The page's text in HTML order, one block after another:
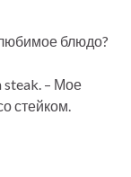
блюдо?
steak. – Мое
стейком.